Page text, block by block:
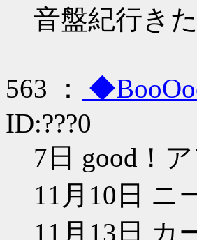
音盤紀行き
563 ：
ID:???0
7日 good！
11月10日 ニ
11月13日 カ